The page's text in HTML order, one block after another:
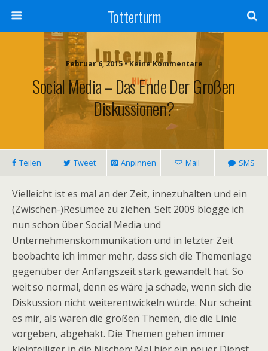
Totterturm
Februar 6, 2015 • Keine Kommentare
Social Media – Das Ende Der Großen
Diskussionen?
Teilen Tweet Anpinnen Mail SMS
Vielleicht ist es mal an der Zeit, innezuhalten und ein
(Zwischen-)Resümee zu ziehen. Seit 2009 blogge ich
nun schon über Social Media und
Unternehmenskommunikation und in letzter Zeit
beobachte ich immer mehr, dass sich die Themenlage
gegenüber der Anfangszeit stark gewandelt hat. So
weit so normal, denn es wäre ja schade, wenn sich die
Diskussion nicht weiterentwickeln würde. Nur scheint
es mir, als wären die großen Themen, die die Linie
vorgeben, abgehakt. Die Themen gehen immer